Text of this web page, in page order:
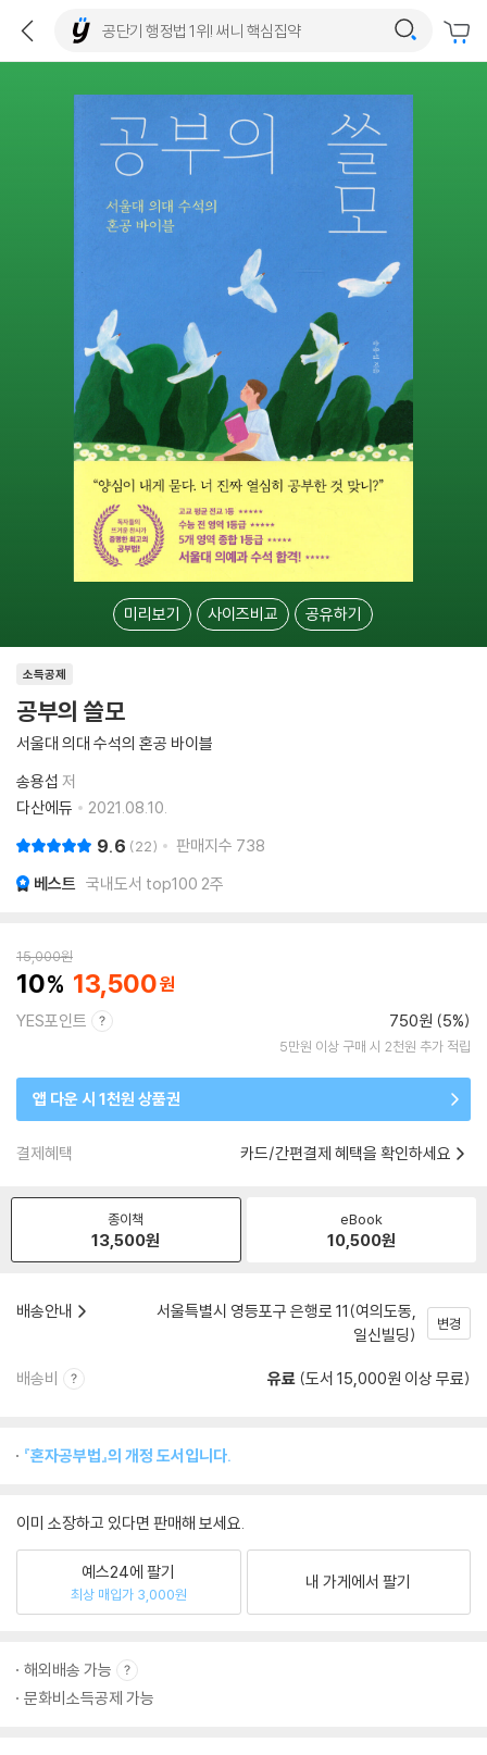
미리보기 사이즈비교 공유하기
소득공제
공부의 쓸모
서울대 의대 수석의 혼공 바이블
송용섭 저
다산에듀
2021.08.10.
9.6 22 판매지수 738
베스트 국내도서 top100 2주
15,000원
10 13,500
YES포인트 750원 (5%)
5만원 이상 구매 시 2천원 추가 적립
앱 다운 시 1천원 상품권
결제혜택 카드/간편결제 혜택을 확인하세요
종이책
13,500원
eBook
10,500원
배송안내
서울특별시 영등포구 은행로 11(여의도동,
일신빌딩)
변경
배송비 유료 (도서 15,000원 이상 무료)
『혼자공부법』의 개정 도서입니다.
이미 소장하고 있다면 판매해 보세요.
예스24에 팔기
최상 매입가 3,000원
내 가게에서 팔기
해외배송 가능
문화비소득공제 가능